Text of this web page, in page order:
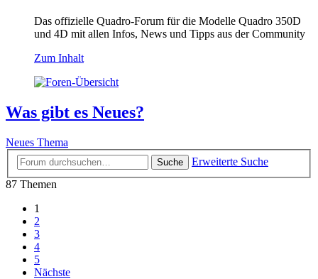
Das offizielle Quadro-Forum für die Modelle Quadro 350D
und 4D mit allen Infos, News und Tipps aus der Community
Zum Inhalt
Was gibt es Neues?
Neues Thema
Suche
Erweiterte Suche
87 Themen
1
2
3
4
5
Nächste